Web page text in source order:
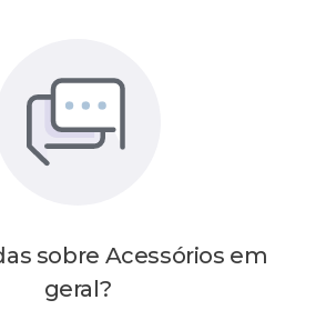
sobre Acessórios em
geral?